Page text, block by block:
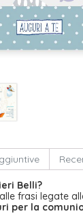
Belli?
frasi legate
per la